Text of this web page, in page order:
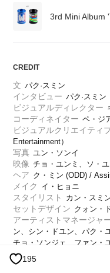
3rd Mini Album
CREDIT
文 パク·スミン
インタビュー パク·スミン
ビジュアルディレクター
コーディネイター ペ・ジ
ビジュアルクリエイティ
Entertainment）
写真 ユン・ソンイ
映像 チョ・ユンミ、ソ・
ヘア ク・ミン (ODD) /
メイク イ・ヒョニ
スタイリスト カン・スミ
セットデザイン クォン・
アーティストマネージャ
ン、シン・ドユン、パク・
チョ・ソンジェ、ファン・
ソン・ヨンウ
195